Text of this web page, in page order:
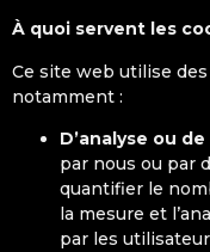
À quoi servent les
Ce site web utilise
notamment :
D’analyse ou
par nous ou par
quantifier le
la mesure et
par les